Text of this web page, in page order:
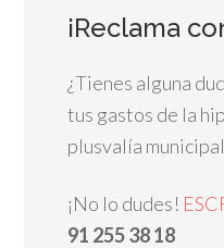
¡Reclama
¿Tienes alguna
tus gastos de la
plusvalía
¡No lo dudes!
91 255 38 18